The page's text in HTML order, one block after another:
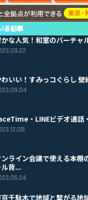
る記事
な人気！和室のバーチャ
わいい！すみっコぐらし 壁
・LINEビデオ通話
ライン会議で使える本棚
ル背...
千駄木で地域と繋がる地